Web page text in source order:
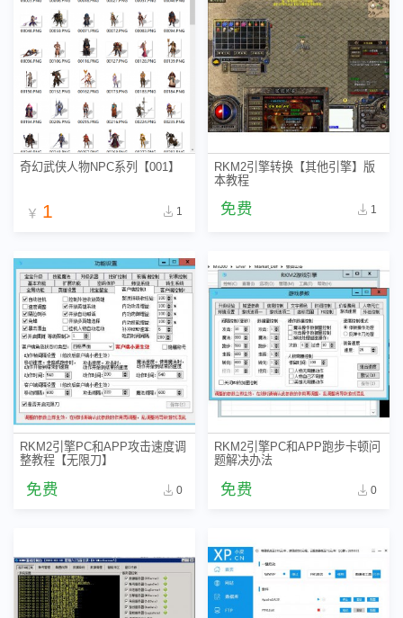
奇幻武侠人物NPC系列【001】
￥ 1 1
RKM2引擎转换【其他引擎】版
本教程
免费 1
RKM2引擎PC和APP攻击速度调
整教程【无限刀】
免费 0
RKM2引擎PC和APP跑步卡顿问
题解决办法
免费 0